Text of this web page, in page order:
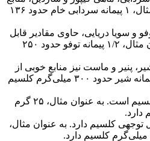
خوبی از کلسیم هستند. برای مثال، ۱ پیمانه سردابی خام حدود ۱۳۶
و سویا دریایی، حاوی مقادیر قابل
توجهی کلسیم هستند. به عنوان مثال، ۱/۲ پیمانه توفو حدود ۲۵۰
پنیر و ماست نیز منابع خوبی از
کلسیم هستند. برای مثال، ۱ پیمانه شیر حدود ۳۰۰ میلی‌گرم کلسیم
بادام: بادام یک منبع خوب از کلسیم است. به عنوان مثال، ۲۵ گرم
توجهی کلسیم دارد. به عنوان مثال،